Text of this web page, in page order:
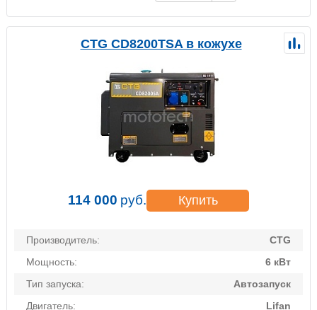
CTG CD8200TSA в кожухе
114 000 руб. Купить
Производитель:
CTG
Мощность:
6 кВт
Тип запуска:
Автозапуск
Двигатель:
Lifan